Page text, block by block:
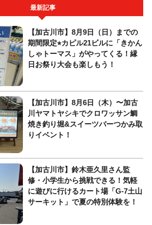
最新記事
【加古川市】8月9日（日）までの
期間限定⭐︎カピル21ビルに「きかん
しゃトーマス」がやってくる！縁
日お祭り大会も楽しもう！
【加古川市】8月6日（木）〜加古
川ヤマトヤシキでクロワッサン鯛
焼き釣り堀&スイーツバーつかみ取
りイベント！
【加古川市】鈴木亜久里さん監
修・小学生から挑戦できる！気軽
に遊びに行けるカート場「G-7土山
サーキット」で夏の特別体験を！